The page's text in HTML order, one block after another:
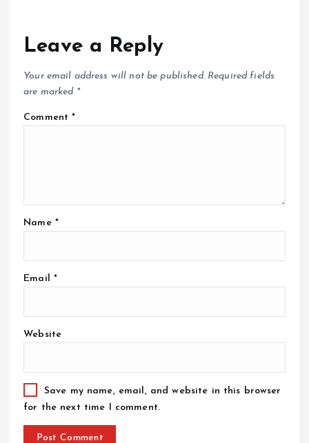
Leave a Reply
Your email address will not be published. Required fields
are marked *
Comment*
Name *
Email *
Website
Save my name, email, and website in this browser
for the next time I comment.